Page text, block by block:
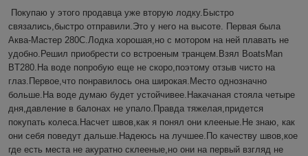
Покупаю у этого продавца уже вторую лодку.Быстро
связались,быстро отправили.Это у него на высоте. Первая была
Аква-Мастер 280С.Лодка хорошая,но с мотором на ней плавать не
удобно.Решил приобрести со встроеным транцем.Взял BoatsMan
BT280.На воде попробую еще не скоро,поэтому отзыв чисто на
глаз.Первое,что понравилось она широкая.Место однозначно
больше.На воде думаю будет устойчивее.Накачаная стояла четыре
дня,давление в балонах не упало.Правда тяжелая,придется
покупать колеса.Насчет швов,как я понял они клееные.Не знаю, как
они себя поведут дальше.Надеюсь на лучшее.По качеству швов,кое
где есть места не акуратно склееные,но они на первый взгляд не